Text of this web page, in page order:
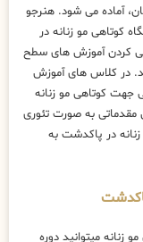
آماده می شود. هنرجو
کوتاهی مو زنانه در
کردن آموزش های سطح
در کلاس های آموزش
جهت کوتاهی مو زنانه
مقدماتی به صورت تئوری
در پاکدشت به
میتوانید دوره